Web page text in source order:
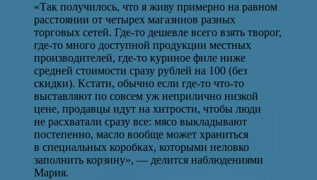
«Так получилось, что я живу примерно на равном
расстоянии от четырех магазинов разных
торговых сетей. Где-то дешевле всего взять творог,
где-то много доступной продукции местных
производителей, где-то куриное филе ниже
средней стоимости сразу рублей на 100 (без
скидки). Кстати, обычно если где-то что-то
выставляют по совсем уж неприлично низкой
цене, продавцы идут на хитрости, чтобы люди
не расхватали сразу все: мясо выкладывают
постепенно, масло вообще может храниться
в специальных коробках, которыми неловко
заполнить корзину», — делится наблюдениями
Мария.